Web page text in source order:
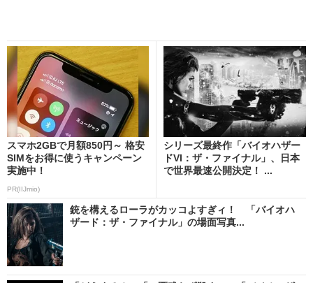
スマホ2GBで月額850円～ 格安
SIMをお得に使うキャンペーン
実施中！
PR(IIJmio)
シリーズ最終作「バイオハザー
ドVI：ザ・ファイナル」、日本
で世界最速公開決定！ ...
銃を構えるローラがカッコよすぎィ！ 「バイオハ
ザード：ザ・ファイナル」の場面写真...